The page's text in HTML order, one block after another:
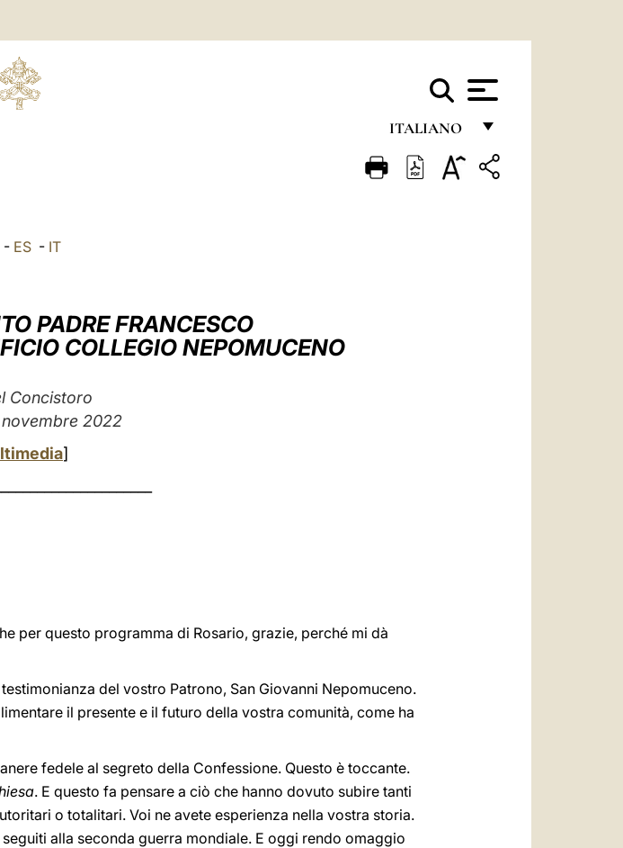
ITALIANO
FRANÇAIS
- ES - IT
PADRE FRANCESCO
COLLEGIO NEPOMUCENO
Concistoro
novembre 2022
]
per questo programma di Rosario, grazie, perché mi dà
del vostro Patrono, San Giovanni Nepomuceno.
il presente e il futuro della vostra comunità, come ha
fedele al segreto della Confessione. Questo è toccante.
. E questo fa pensare a ciò che hanno dovuto subire tanti
o totalitari. Voi ne avete esperienza nella vostra storia.
alla seconda guerra mondiale. E oggi rendo omaggio